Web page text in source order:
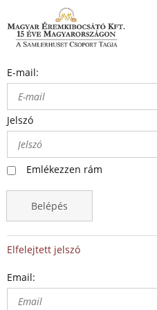
E-mail:
Jelszó
Emlékezzen rám
Belépés
Elfelejtett jelszó
Email: